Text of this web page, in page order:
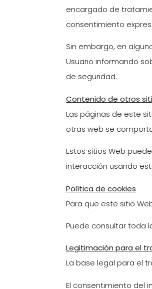
encargado de
consentimiento
Sin embargo, en
Usuario informando
de seguridad.
Contenido de otros
Las páginas de este
otras web se
Estos sitios Web
interacción usando
Política de cookies
Para que este sitio
Puede consultar toda
Legitimación para el
La base legal para el
El consentimiento del